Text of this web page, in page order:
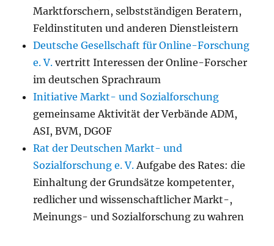
Marktforschern, selbstständigen Beratern,
Feldinstituten und anderen Dienstleistern
Deutsche Gesellschaft für Online-Forschung
e. V. vertritt Interessen der Online-Forscher
im deutschen Sprachraum
Initiative Markt- und Sozialforschung
gemeinsame Aktivität der Verbände ADM,
ASI, BVM, DGOF
Rat der Deutschen Markt- und
Sozialforschung e. V.Aufgabe des Rates: die
Einhaltung der Grundsätze kompetenter,
redlicher und wissenschaftlicher Markt-,
Meinungs- und Sozialforschung zu wahren